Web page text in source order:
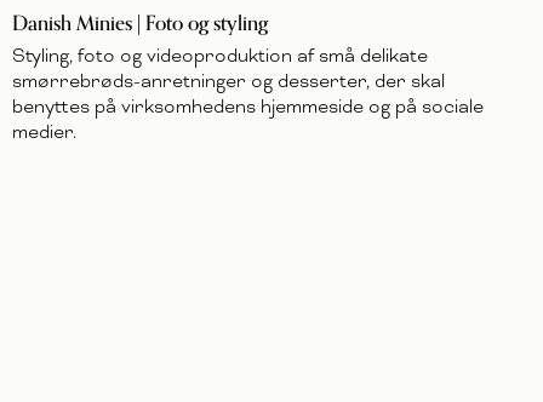
Danish Minies | Foto og styling
Styling, foto og videoproduktion af små delikate
smørrebrøds-anretninger og desserter, der skal
benyttes på virksomhedens hjemmeside og på sociale
medier.